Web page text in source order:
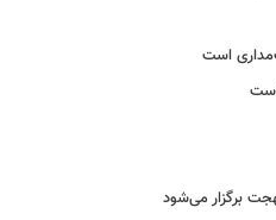
است
برگزار می‌شود